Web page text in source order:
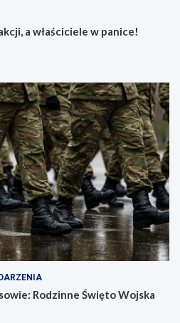
a właściciele w panice!
Rodzinne Święto Wojska